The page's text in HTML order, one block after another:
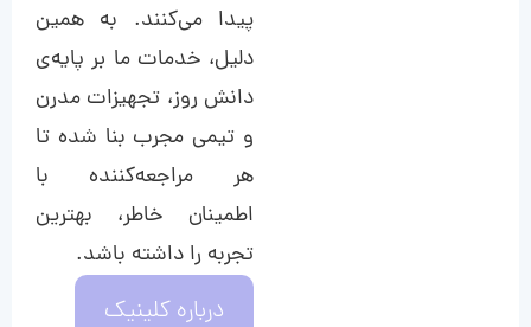
پیدا می‌کنند. به همین
دلیل، خدمات ما بر پایه‌ی
دانش روز، تجهیزات مدرن
و تیمی مجرب بنا شده تا
هر مراجعه‌کننده با
اطمینان خاطر، بهترین
تجربه را داشته باشد.
درباره کلینیک